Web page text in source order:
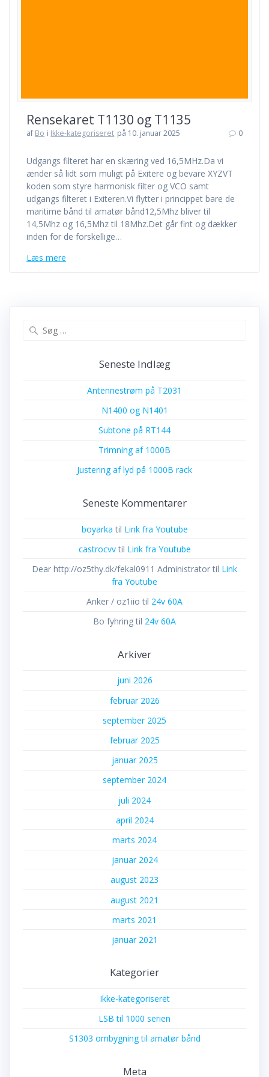
Rensekaret T1130 og T1135
af Bo i Ikke-kategoriseret på 10. januar 2025 0
Udgangs filteret har en skæring ved 16,5MHz.Da vi
ænder så lidt som muligt på Exitere og bevare XYZVT
koden som styre harmonisk filter og VCO samt
udgangs filteret i Exiteren.Vi flytter i princippet bare de
maritime bånd til amatør bånd12,5Mhz bliver til
14,5Mhz og 16,5Mhz til 18Mhz.Det går fint og dækker
inden for de forskellige…
Læs mere
Seneste Indlæg
Antennestrøm på T2031
N1400 og N1401
Subtone på RT144
Trimning af 1000B
Justering af lyd på 1000B rack
Seneste Kommentarer
boyarka til Link fra Youtube
castrocvvtil Link fra Youtube
Dear http://oz5thy.dk/fekal0911 Administrator til Link
fra Youtube
Anker / oz1iio til 24v 60A
Bo fyhring til 24v 60A
Arkiver
juni 2026
februar 2026
september 2025
februar 2025
januar 2025
september 2024
juli 2024
april 2024
marts 2024
januar 2024
august 2023
august 2021
marts 2021
januar 2021
Kategorier
Ikke-kategoriseret
LSB til 1000 serien
S1303 ombygning til amatør bånd
Meta